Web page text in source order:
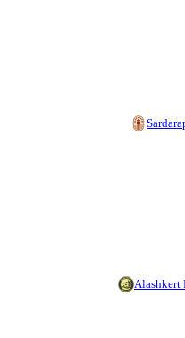
Alashkert